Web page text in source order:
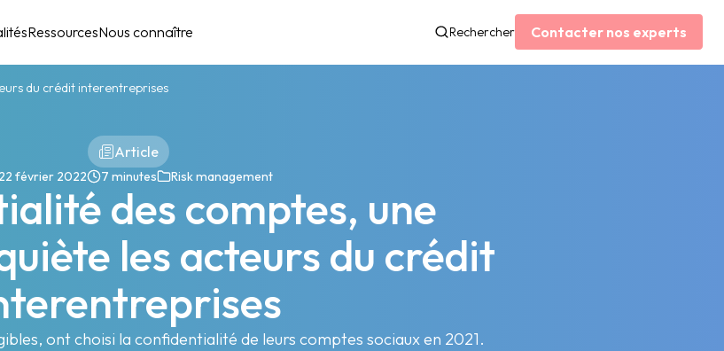
RessourcesNous connaître Rechercher Contacter nos experts
du crédit interentreprises
Article
22 février 2022 7 minutes Risk management
des comptes, une
les acteurs du crédit
ont choisi la confidentialité de leurs comptes sociaux en 2021.